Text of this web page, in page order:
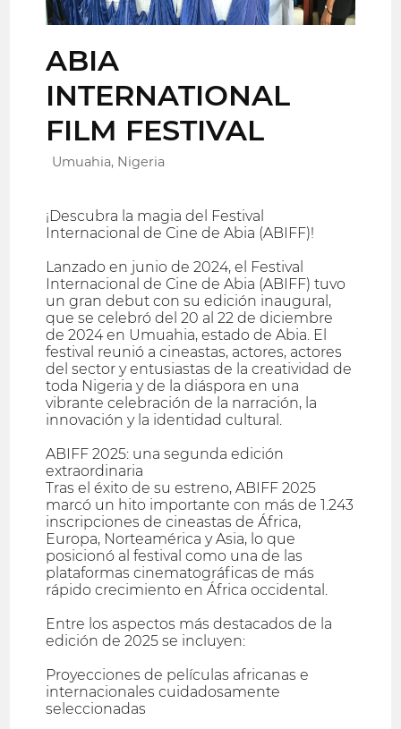
ABIA
INTERNATIONAL
FILM FESTIVAL
Umuahia, Nigeria
¡Descubra la magia del Festival
Internacional de Cine de Abia (ABIFF)!
Lanzado en junio de 2024, el Festival
Internacional de Cine de Abia (ABIFF) tuvo
un gran debut con su edición inaugural,
que se celebró del 20 al 22 de diciembre
de 2024 en Umuahia, estado de Abia. El
festival reunió a cineastas, actores, actores
del sector y entusiastas de la creatividad de
toda Nigeria y de la diáspora en una
vibrante celebración de la narración, la
innovación y la identidad cultural.
ABIFF 2025: una segunda edición
extraordinaria
Tras el éxito de su estreno, ABIFF 2025
marcó un hito importante con más de 1.243
inscripciones de cineastas de África,
Europa, Norteamérica y Asia, lo que
posicionó al festival como una de las
plataformas cinematográficas de más
rápido crecimiento en África occidental.
Entre los aspectos más destacados de la
edición de 2025 se incluyen:
Proyecciones de películas africanas e
internacionales cuidadosamente
seleccionadas